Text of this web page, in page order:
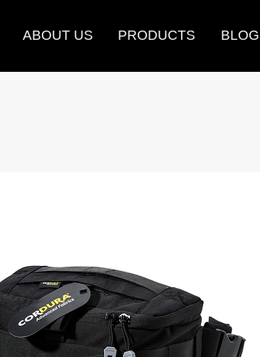
ABOUT US PRODUCTS BLOG